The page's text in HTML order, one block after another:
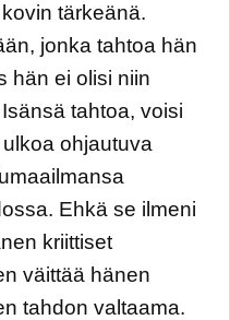
tärkeänä.
jonka tahtoa hän
hän ei olisi niin
tahtoa, voisi
ohjautuva
Ehkä se ilmeni
kriittiset
väittää hänen
tahdon valtaama.